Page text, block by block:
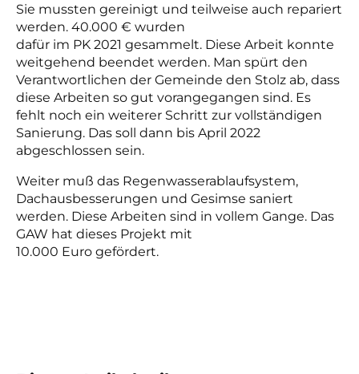
Sie mussten gereinigt und teilweise auch repariert
werden. 40.000 € wurden
dafür im PK 2021 gesammelt. Diese Arbeit konnte
weitgehend beendet werden. Man spürt den
Verantwortlichen der Gemeinde den Stolz ab, dass
diese Arbeiten so gut vorangegangen sind. Es
fehlt noch ein weiterer Schritt zur vollständigen
Sanierung. Das soll dann bis April 2022
abgeschlossen sein.
Weiter muß das Regenwasserablaufsystem,
Dachausbesserungen und Gesimse saniert
werden. Diese Arbeiten sind in vollem Gange. Das
GAW hat dieses Projekt mit
10.000 Euro gefördert.